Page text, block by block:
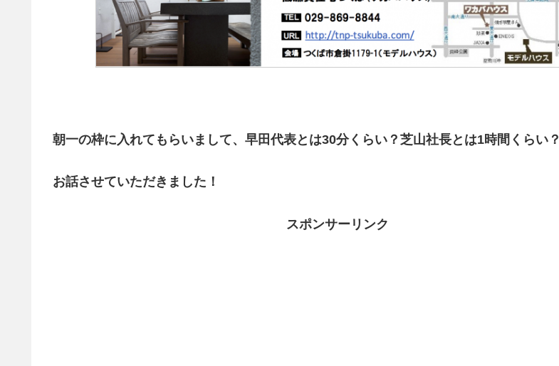
朝一の枠に入れてもらいまして、早田代表とは30分くらい？芝山社長とは1時間くらい？
お話させていただきました！
スポンサーリンク